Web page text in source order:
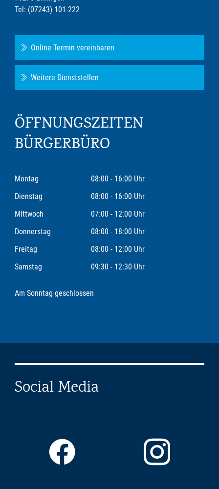
Tel: (07243) 101-222
Online Termin vereinbaren
Weitere Dienststellen
ÖFFNUNGSZEITEN
BÜRGERBÜRO
Montag
08:00 - 16:00 Uhr
Dienstag
08:00 - 16:00 Uhr
Mittwoch
07:00 - 12:00 Uhr
Donnerstag
08:00 - 18:00 Uhr
Freitag
08:00 - 12:00 Uhr
Samstag
09:30 - 12:30 Uhr
Am Sonntag geschlossen
Social Media